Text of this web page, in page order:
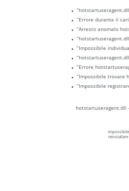
“Errore durante il
“Arresto anomalo
“Impossibile
“Errore
“Impossibile trovare
“Impossibile
hotstartuseragent.dll